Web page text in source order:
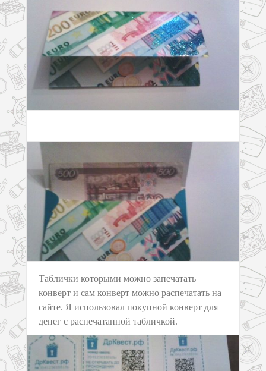
Таблички которыми можно запечатать
конверт и сам конверт можно распечатать на
сайте. Я использовал покупной конверт для
денег с распечатанной табличкой.